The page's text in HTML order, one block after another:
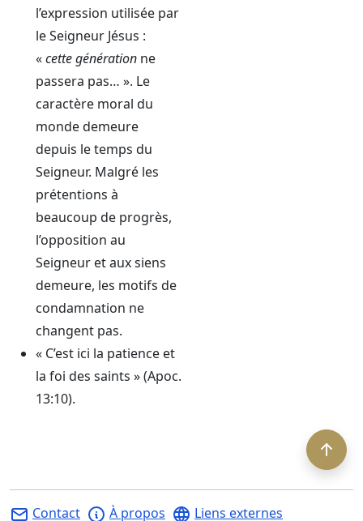
l’expression utilisée par
le Seigneur Jésus :
«cette génération ne
passera pas… ». Le
caractère moral du
monde demeure
depuis le temps du
Seigneur. Malgré les
prétentions à
beaucoup de progrès,
l’opposition au
Seigneur et aux siens
demeure, les motifs de
condamnation ne
changent pas.
« C’est ici la patience et
la foi des saints » (Apoc.
13:10).
Contact À propos Liens externes